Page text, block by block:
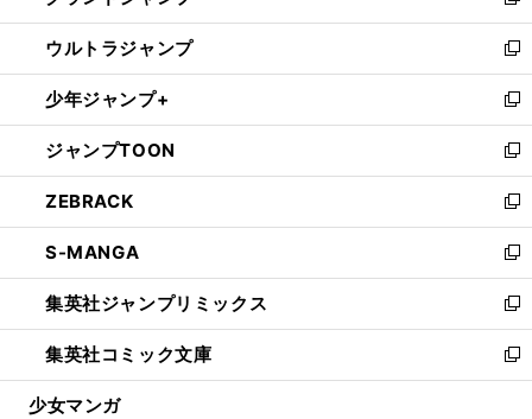
開
く
ウ
で
開
く
ン
ド
ウ
で
開
く
ウ
ィ
ン
ド
ウ
で
開
く
し
い
ウ
ィ
ン
ド
ウ
で
開
く
ウルトラジャンプ
新
し
い
ウ
ィ
ン
ド
ウ
で
開
く
少年ジャンプ+
新
し
い
ウ
ィ
ン
ド
ウ
で
開
く
ジャンプTOON
新
し
い
ウ
ィ
ン
ド
ウ
で
開
ZEBRACK
新
し
い
ウ
ィ
ン
ド
ウ
S-MANGA
新
し
い
ウ
ィ
ン
集英社ジャンプリミックス
新
し
い
ウ
集英社コミック文庫
新
し
少女マンガ